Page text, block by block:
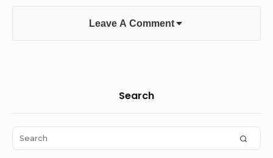
Leave A Comment
Area
Search
Search
for: